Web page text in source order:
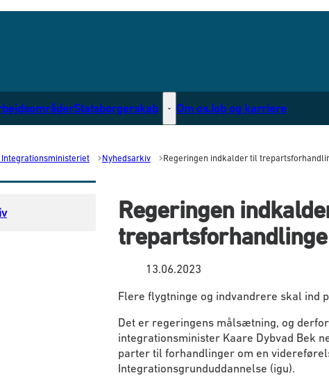
Statsborgerskab Statsborgerskab - Flere links
Om osJob og karriere
Nyhedsarkiv Regeringen indkalder til
Regeringen
13.06.2023
Flere flygtninge og indvandrere skal ind
Det er regeringens målsætning, og
integrationsminister Kaare Dybvad Bek
parter til forhandlinger om en
Integrationsgrunduddannelse (igu).